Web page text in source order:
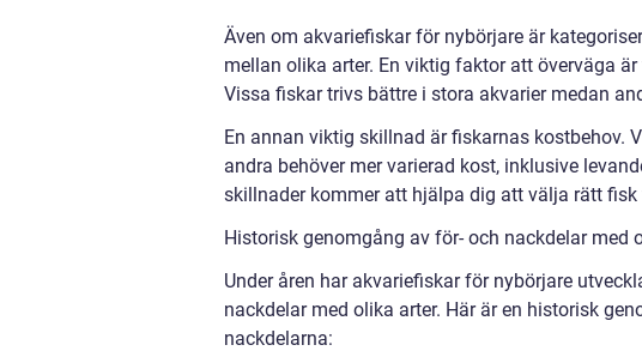
Även om akvariefiskar för nybörjare är
mellan olika arter. En viktig faktor att överväga
Vissa fiskar trivs bättre i stora akvarier medan
En annan viktig skillnad är fiskarnas kostbehov.
andra behöver mer varierad kost, inklusive
skillnader kommer att hjälpa dig att välja rätt
Historisk genomgång av för- och nackdelar med
Under åren har akvariefiskar för nybörjare
nackdelar med olika arter. Här är en historisk
nackdelarna: